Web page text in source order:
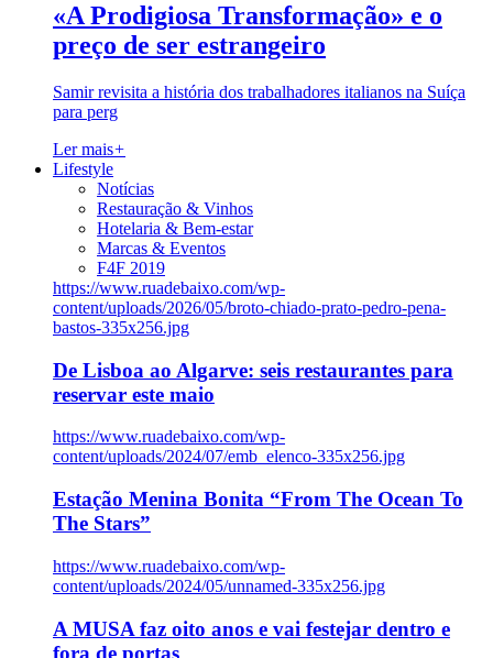
«A Prodigiosa Transformação» e o
preço de ser estrangeiro
Samir revisita a história dos trabalhadores italianos na Suíça
para perg
Ler mais+
Lifestyle
Notícias
Restauração & Vinhos
Hotelaria & Bem-estar
Marcas & Eventos
F4F 2019
https://www.ruadebaixo.com/wp-
content/uploads/2026/05/broto-chiado-prato-pedro-pena-
bastos-335x256.jpg
De Lisboa ao Algarve: seis restaurantes para
reservar este maio
https://www.ruadebaixo.com/wp-
content/uploads/2024/07/emb_elenco-335x256.jpg
Estação Menina Bonita “From The Ocean To
The Stars”
https://www.ruadebaixo.com/wp-
content/uploads/2024/05/unnamed-335x256.jpg
A MUSA faz oito anos e vai festejar dentro e
fora de portas